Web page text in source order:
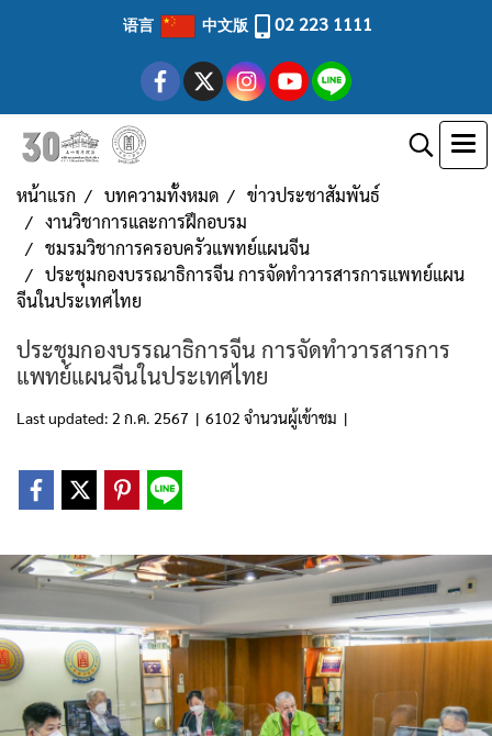
语言 中文版 02 223 1111
หน้าแรก บทความทั้งหมด
ข่าวประชาสัมพันธ์
งานวิชาการและการฝึกอบรม
ชมรมวิชาการครอบครัวแพทย์แผนจีน
ประชุมกองบรรณาธิการจีน การจัดทำวารสารการแพทย์แผน
จีนในประเทศไทย
ประชุมกองบรรณาธิการจีน การจัดทำวารสารการ
แพทย์แผนจีนในประเทศไทย
Last updated: 2 ก.ค. 2567 | 6102 จำนวนผู้เข้าชม |